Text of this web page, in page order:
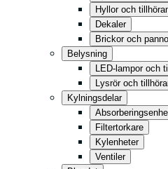
Hyllor och
Dekaler
Brickor och
Belysning
LED-lampor och
Lysrör och
Kylningsdelar
Filtertorkare
Kylenheter
Ventiler